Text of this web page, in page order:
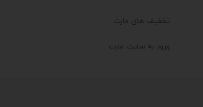
تخفیف های مارت
ورود به سایت مارت